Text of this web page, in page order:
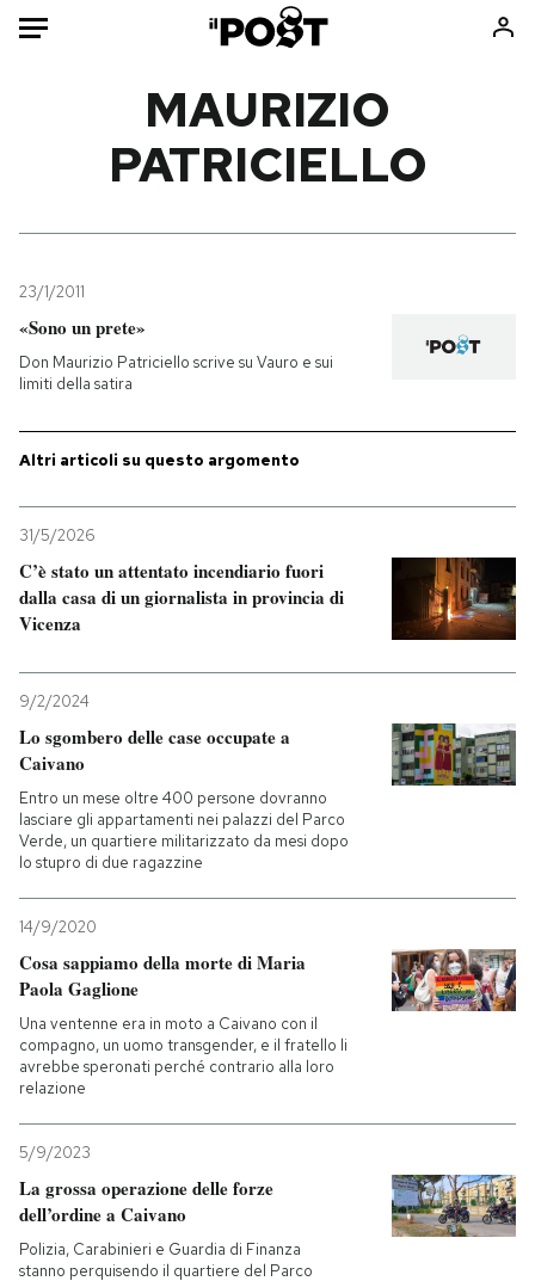
Mondo
Tecnologia
Internet
Scienza
Libri
Media
PODCAST
I MIEI PREFERITI
SHOP
CALENDARIO
AREA PERSONALE
Entra
MAURIZIO
PATRICIELLO
23/1/2011
«Sono un prete»
Don Maurizio Patriciello scrive su Vauro e sui
limiti della satira
Altri articoli su questo argomento
31/5/2026
C’è stato un attentato incendiario fuori
dalla casa di un giornalista in provincia di
Vicenza
9/2/2024
Lo sgombero delle case occupate a
Caivano
Entro un mese oltre 400 persone dovranno
lasciare gli appartamenti nei palazzi del Parco
Verde, un quartiere militarizzato da mesi dopo
lo stupro di due ragazzine
14/9/2020
Cosa sappiamo della morte di Maria
Paola Gaglione
Una ventenne era in moto a Caivano con il
compagno, un uomo transgender, e il fratello li
avrebbe speronati perché contrario alla loro
relazione
5/9/2023
La grossa operazione delle forze
dell’ordine a Caivano
Polizia, Carabinieri e Guardia di Finanza
stanno perquisendo il quartiere del Parco